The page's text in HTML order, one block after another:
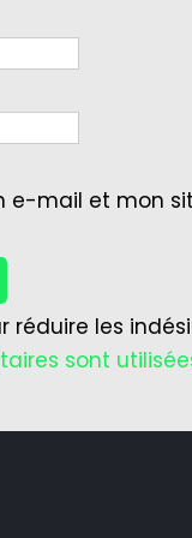
e-mail et mon
réduire les
sont